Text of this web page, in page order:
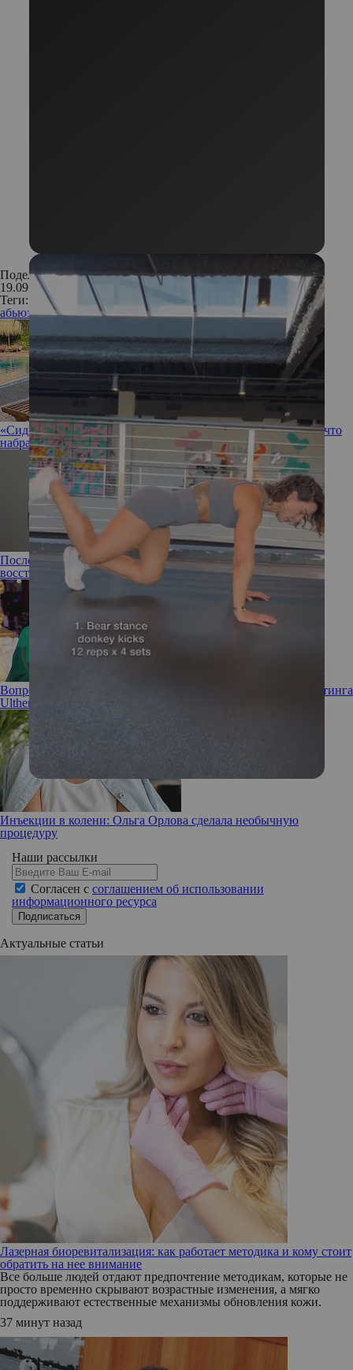
Поделиться:
19.09.2020
Теги:
абьюзерманипулятор
«Сидите дома, худые туристы!»: Лера Кудрявцева страдает, что
набрала вес после повторного коронавируса
После онколога – к пластическому хирургу: 5 способов
восстановить формы после рака груди
Вопрос эксперту: в чем преимущества ультразвукового лифтинга
Ultherapy
Инъекции в колени: Ольга Орлова сделала необычную
процедуру
Наши рассылки
Согласен с соглашением об использовании
информационного ресурса
Подписаться
Актуальные статьи
Лазерная биоревитализация: как работает методика и кому стоит
обратить на нее внимание
Все больше людей отдают предпочтение методикам, которые не
просто временно скрывают возрастные изменения, а мягко
поддерживают естественные механизмы обновления кожи.
37 минут назад